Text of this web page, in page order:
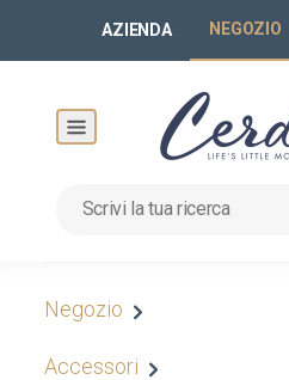
AZIENDA NEGOZIO
Negozio
Accessori